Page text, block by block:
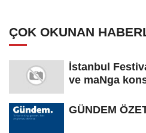
ÇOK OKUNAN
İstanbul
ve maNga
GÜNDEM